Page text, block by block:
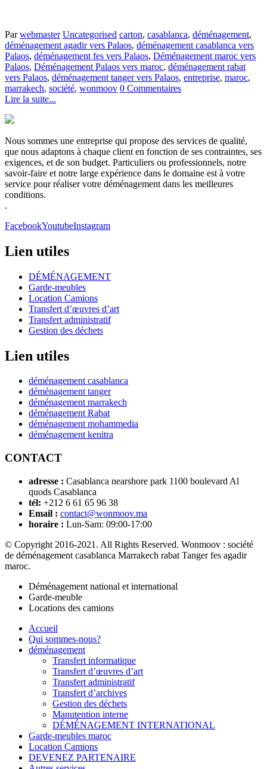
Parwebmaster Uncategorised carton, casablanca, déménagement,
déménagement agadir vers Palaos, déménagement casablanca vers
Palaos, déménagement fes vers Palaos, Déménagement maroc vers
Palaos, Déménagement Palaos vers maroc, déménagement rabat
vers Palaos, déménagement tanger vers Palaos, entreprise, maroc,
marrakech, société, wonmoov 0 Commentaires
Lire la suite...
Nous sommes une entreprise qui propose des services de qualité,
que nous adaptons à chaque client en fonction de ses contraintes, ses
exigences, et de son budget. Particuliers ou professionnels, notre
savoir-faire et notre large expérience dans le domaine est à votre
service pour réaliser votre déménagement dans les meilleures
conditions.
.
FacebookYoutubeInstagram
Lien utiles
DÉMÉNAGEMENT
Garde-meubles
Location Camions
Transfert d’œuvres d’art
Transfert administratif
Gestion des déchets
Lien utiles
déménagement casablanca
déménagement tanger
déménagement marrakech
déménagement Rabat
déménagement mohammedia
déménagement kenitra
CONTACT
adresse : Casablanca nearshore park 1100 boulevard Al
quods Casablanca
tél: +212 6 61 65 96 38
Email : contact@wonmoov.ma
horaire : Lun-Sam: 09:00-17:00
© Copyright 2016-2021. All Rights Reserved. Wonmoov : société
de déménagement casablanca Marrakech rabat Tanger fes agadir
maroc.
Déménagement national et international
Garde-meuble
Locations des camions
Accueil
Qui sommes-nous?
déménagement
Transfert informatique
Transfert d’œuvres d’art
Transfert administratif
Transfert d’archives
Gestion des déchets
Manutention interne
DÉMÉNAGEMENT INTERNATIONAL
Garde-meubles maroc
Location Camions
DEVENEZ PARTENAIRE